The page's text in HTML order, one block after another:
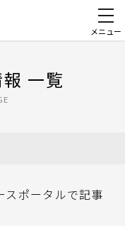
メニュー
一覧
スポータルで記事